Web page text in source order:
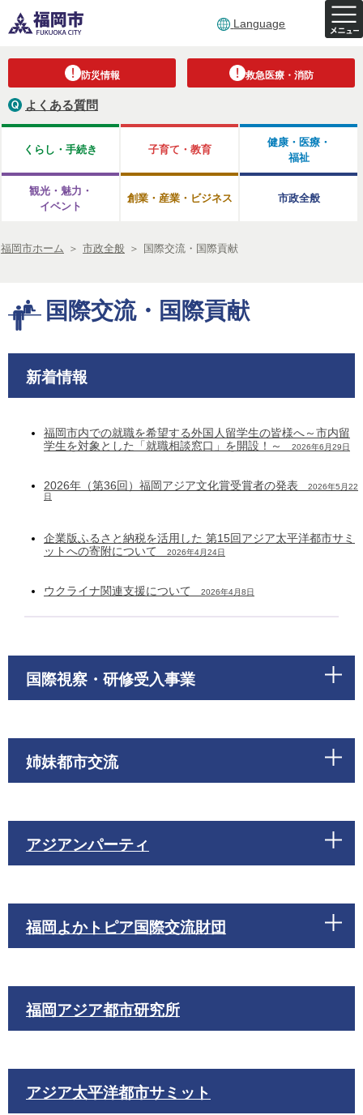
Language
防災情報 救急医療・消防
よくある質問
くらし・手続き 子育て・教育
健康・医療・
福祉
観光・魅力・
イベント
創業・産業・ビジネス 市政全般
福岡市ホーム ＞ 市政全般 ＞ 国際交流・国際貢献
国際交流・国際貢献
新着情報
福岡市内での就職を希望する外国人留学生の皆様へ～市内留
学生を対象とした「就職相談窓口」を開設！～
2026年6月29日
2026年（第36回）福岡アジア文化賞受賞者の発表 2026年5月22
日
企業版ふるさと納税を活用した 第15回アジア太平洋都市サミ
ットへの寄附について
2026年4月24日
ウクライナ関連支援について 2026年4月8日
国際視察・研修受入事業
姉妹都市交流
アジアンパーティ
福岡よかトピア国際交流財団
福岡アジア都市研究所
アジア太平洋都市サミット